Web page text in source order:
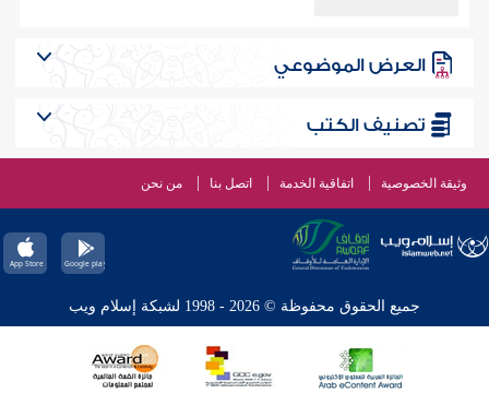
العرض الموضوعي
تصنيف الكتب
وثيقة الخصوصية اتفاقية الخدمة اتصل بنا من نحن
جميع الحقوق محفوظة © 2026 - 1998 لشبكة إسلام ويب